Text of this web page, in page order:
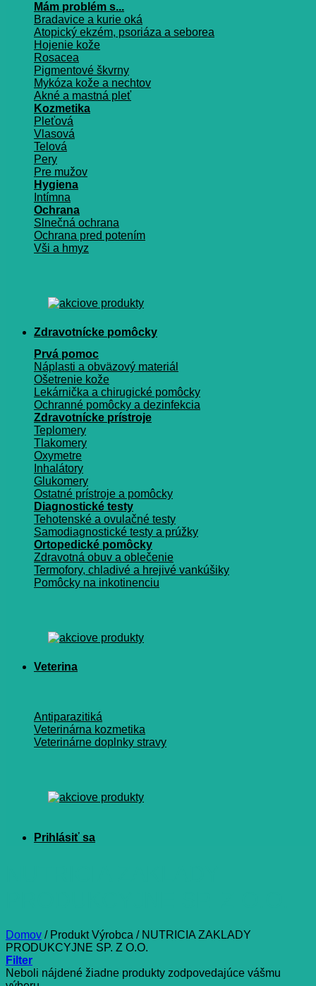
Mám problém s...
Bradavice a kurie oká
Atopický ekzém, psoriáza a seborea
Hojenie kože
Rosacea
Pigmentové škvrny
Mykóza kože a nechtov
Akné a mastná pleť
Kozmetika
Pleťová
Vlasová
Telová
Pery
Pre mužov
Hygiena
Intímna
Ochrana
Slnečná ochrana
Ochrana pred potením
Vši a hmyz
Zdravotnícke pomôcky
Prvá pomoc
Náplasti a obväzový materiál
Ošetrenie kože
Lekárnička a chirugické pomôcky
Ochranné pomôcky a dezinfekcia
Zdravotnícke prístroje
Teplomery
Tlakomery
Oxymetre
Inhalátory
Glukomery
Ostatné prístroje a pomôcky
Diagnostické testy
Tehotenské a ovulačné testy
Samodiagnostické testy a prúžky
Ortopedické pomôcky
Zdravotná obuv a oblečenie
Termofory, chladivé a hrejivé vankúšiky
Pomôcky na inkotinenciu
Veterina
Antiparazitiká
Veterinárna kozmetika
Veterinárne doplnky stravy
Domov /Produkt Výrobca /NUTRICIA ZAKLADY
PRODUKCYJNE SP. Z O.O.
Filter
Neboli nájdené žiadne produkty zodpovedajúce vášmu